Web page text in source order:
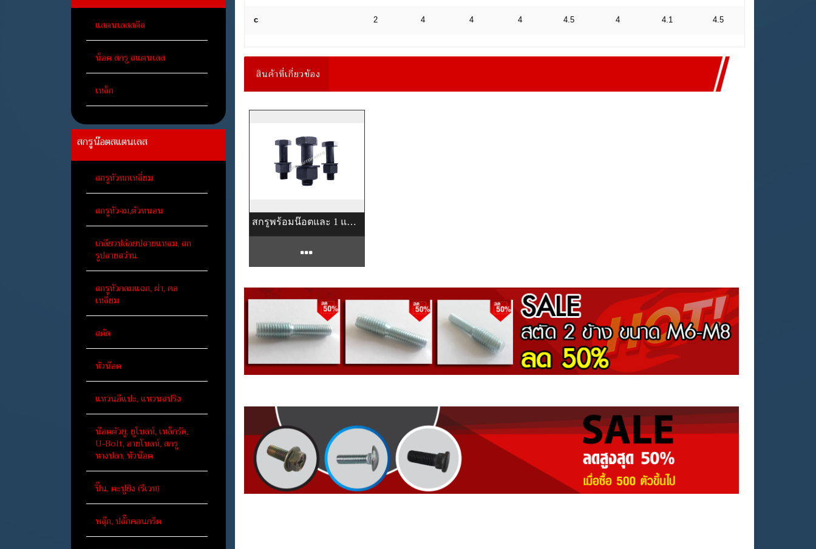
แสตนเลสสตีล
น็อต สกรู สแตนเลส
เหล็ก
สกรูน๊อตสแตนเลส
สกรูหัวหกเหลี่ยม
สกรูหัวจม,ตัวหนอน
เกลียวปล่อยปลายแหลม, สก
รูปลายสว่าน
สกรูหัวกลมแฉก, ผ่า, คอ
เหลี่ยม
สตัด
หัวน๊อต
แหวนอีแปะ, แหวนสปริง
น๊อตตัวยู, ยูโบลท์, เหล็กรัด,
U-Bolt, อายโบลท์, สกรู
หางปลา, หัวน๊อต
ปิ๊น, ตะปูยิง (รีเวท)
พลุ๊ก, ปลั๊กคอนกรีต
c 2 4 4 4 4.5 4 4.1 4.5
สินค้าที่เกี่ยวข้อง
สกรูพร้อมน๊อตและ 1 แหวนอีแปะ “A325”